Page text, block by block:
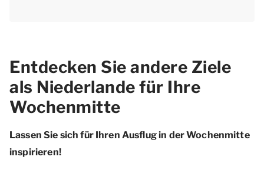
Entdecken Sie andere Ziele
als Niederlande für Ihre
Wochenmitte
Lassen Sie sich für Ihren Ausflug in der Wochenmitte
inspirieren!